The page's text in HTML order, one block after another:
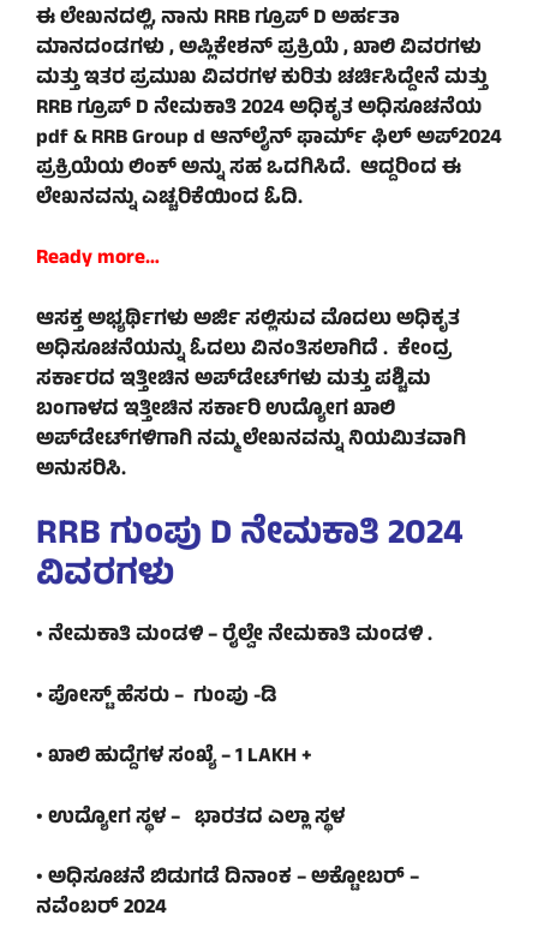
ಈ ಲೇಖನದಲ್ಲಿ, ನಾನು RRB ಗ್ರೂಪ್ D ಅರ್ಹತಾ
ಮಾನದಂಡಗಳು , ಅಪ್ಲಿಕೇಶನ್ ಪ್ರಕ್ರಿಯೆ , ಖಾಲಿ ವಿವರಗಳು
ಮತ್ತು ಇತರ ಪ್ರಮುಖ ವಿವರಗಳ ಕುರಿತು ಚರ್ಚಿಸಿದ್ದೇನೆ ಮತ್ತು
RRB ಗ್ರೂಪ್ D ನೇಮಕಾತಿ 2024 ಅಧಿಕೃತ ಅಧಿಸೂಚನೆಯ
pdf & RRB Group d ಆನ್‌ಲೈನ್ ಫಾರ್ಮ್ ಫಿಲ್ ಅಪ್2024
ಪ್ರಕ್ರಿಯೆಯ ಲಿಂಕ್ ಅನ್ನು ಸಹ ಒದಗಿಸಿದೆ. ಆದ್ದರಿಂದ ಈ
ಲೇಖನವನ್ನು ಎಚ್ಚರಿಕೆಯಿಂದ ಓದಿ.
Ready more…
ಆಸಕ್ತ ಅಭ್ಯರ್ಥಿಗಳು ಅರ್ಜಿ ಸಲ್ಲಿಸುವ ಮೊದಲು ಅಧಿಕೃತ
ಅಧಿಸೂಚನೆಯನ್ನು ಓದಲು ವಿನಂತಿಸಲಾಗಿದೆ . ಕೇಂದ್ರ
ಸರ್ಕಾರದ ಇತ್ತೀಚಿನ ಅಪ್‌ಡೇಟ್‌ಗಳು ಮತ್ತು ಪಶ್ಚಿಮ
ಬಂಗಾಳದ ಇತ್ತೀಚಿನ ಸರ್ಕಾರಿ ಉದ್ಯೋಗ ಖಾಲಿ
ಅಪ್‌ಡೇಟ್‌ಗಳಿಗಾಗಿ ನಮ್ಮ ಲೇಖನವನ್ನು ನಿಯಮಿತವಾಗಿ
ಅನುಸರಿಸಿ.
RRB ಗುಂಪು D ನೇಮಕಾತಿ 2024
ವಿವರಗಳು
• ನೇಮಕಾತಿ ಮಂಡಳಿ – ರೈಲ್ವೇ ನೇಮಕಾತಿ ಮಂಡಳಿ .
• ಪೋಸ್ಟ್ ಹೆಸರು – ಗುಂಪು -ಡಿ
• ಖಾಲಿ ಹುದ್ದೆಗಳ ಸಂಖ್ಯೆ – 1 LAKH +
• ಉದ್ಯೋಗ ಸ್ಥಳ – ಭಾರತದ ಎಲ್ಲಾ ಸ್ಥಳ
• ಅಧಿಸೂಚನೆ ಬಿಡುಗಡೆ ದಿನಾಂಕ – ಅಕ್ಟೋಬರ್ –
ನವೆಂಬರ್ 2024